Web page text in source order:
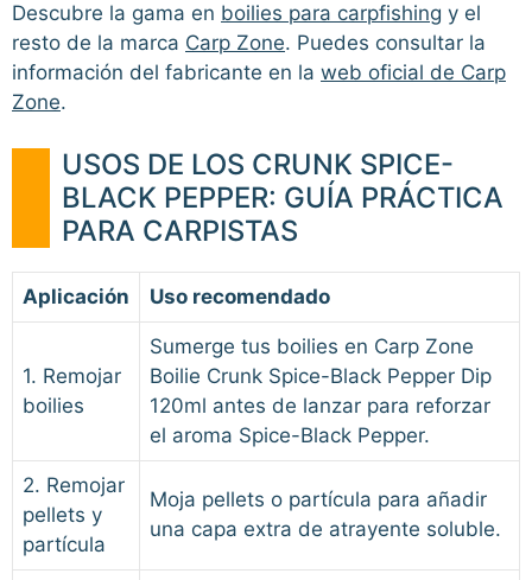
Descubre la gama en boilies para carpfishing y el
resto de la marca Carp Zone. Puedes consultar la
información del fabricante en la web oficial de Carp
Zone.
USOS DE LOS CRUNK SPICE-
BLACK PEPPER: GUÍA PRÁCTICA
PARA CARPISTAS
Aplicación Uso recomendado
1. Remojar
boilies
Sumerge tus boilies en Carp Zone
Boilie Crunk Spice-Black Pepper Dip
120ml antes de lanzar para reforzar
el aroma Spice-Black Pepper.
2. Remojar
pellets y
partícula
Moja pellets o partícula para añadir
una capa extra de atrayente soluble.